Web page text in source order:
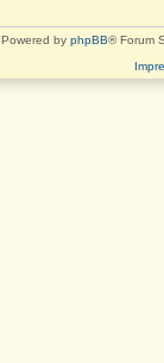
Powered by phpBB® Forum